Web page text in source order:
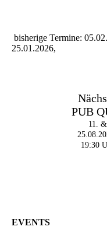
bisherige Termine:
25.01.2026,
PUB
11. &
19:30
EVENTS